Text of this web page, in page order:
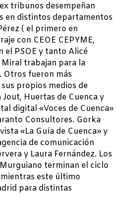
tribunos desempeñan
en distintos departamentos
( el primero en
con CEOE CEPYME,
el PSOE y tanto Alicé
Miral trabajan para la
Otros fueron más
propios medios de
Huertas de Cuenca y
digital «Voces de Cuenca»
Consultores. Gorka
«La Guía de Cuenca» y
de comunicación
y Laura Fernández. Los
terminan el ciclo
este último
para distintas